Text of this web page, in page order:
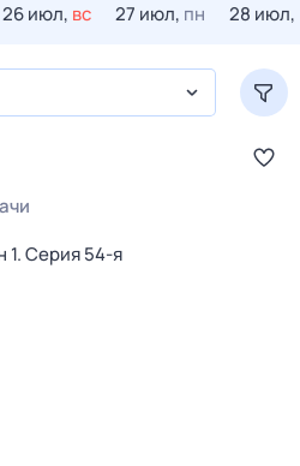
26 июл, вс 27 июл, пн 28 июл,
1. Серия 54-я